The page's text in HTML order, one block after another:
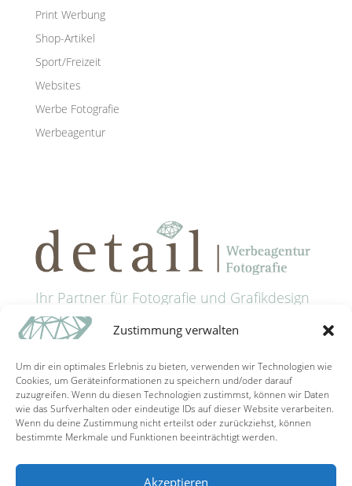
Zustimmung verwalten
Um dir ein optimales Erlebnis zu bieten, verwenden wir Technologien wie
Cookies, um Geräteinformationen zu speichern und/oder darauf
zuzugreifen. Wenn du diesen Technologien zustimmst, können wir Daten
wie das Surfverhalten oder eindeutige IDs auf dieser Website verarbeiten.
Wenn du deine Zustimmung nicht erteilst oder zurückziehst, können
bestimmte Merkmale und Funktionen beeinträchtigt werden.
Akzeptieren
Print Werbung
Shop-Artikel
Sport/Freizeit
Websites
Werbe Fotografie
Werbeagentur
Ihr Partner für Fotografie und Grafikdesign
in Passau
Anschrift: Grünaustrasse 9 • 94032 Passau
Mail: info@detail-schaller.de